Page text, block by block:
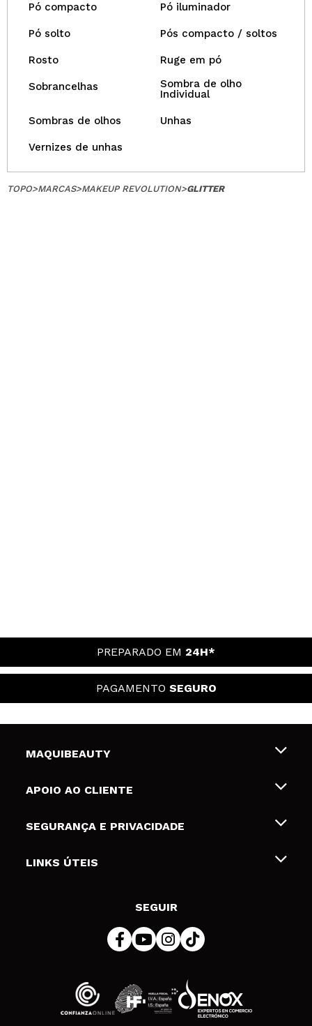
Pó compacto Pó iluminador
Pó solto Pós compacto / soltos
Rosto Ruge em pó
Sobrancelhas
Sombra de olho
Individual
Sombras de olhos Unhas
Vernizes de unhas
TOPO>MARCAS>MAKEUP REVOLUTION>GLITTER
PREPARADO EM 24H*
PAGAMENTO SEGURO
MAQUIBEAUTY
Sobre nós
Gift Cards
APOIO AO CLIENTE
Envios e Devoluções
Formas de pagamento
SEGURANÇA E PRIVACIDADE
Termos e Privacidade
LINKS ÚTEIS
SEGUIR